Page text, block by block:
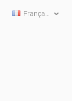
Français